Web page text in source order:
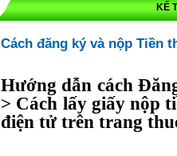
KẾ
Cách đăng ký và nộp Tiền
Hướng dẫn cách
> Cách lấy giấy nộp
điện tử trên trang